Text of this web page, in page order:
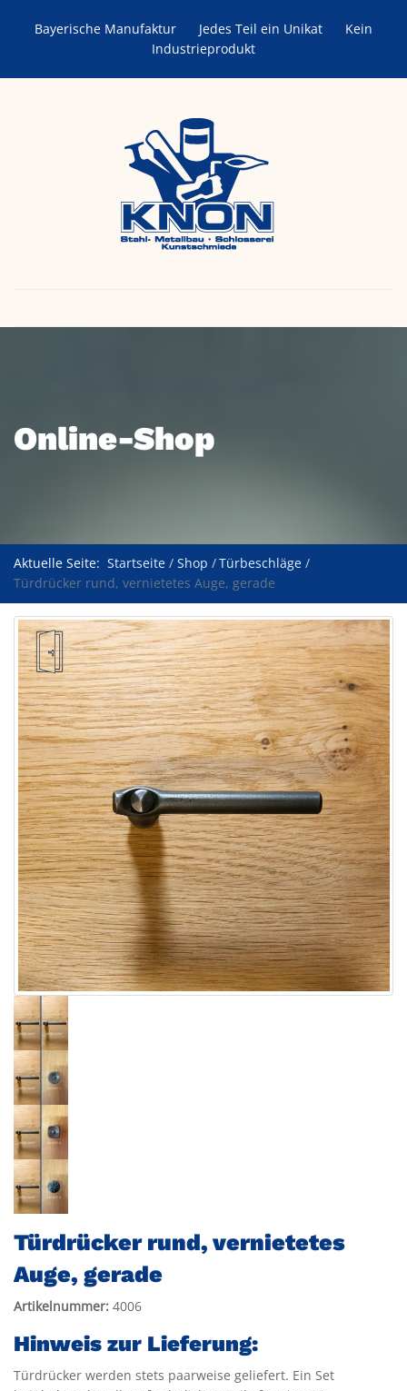
Bayerische Manufaktur Jedes Teil ein Unikat
Kein
Industrieprodukt
Online-Shop
Aktuelle Seite: Startseite Shop
Türbeschläge
Türdrücker rund, vernietetes Auge, gerade
Türdrücker rund, vernietetes
Auge, gerade
Artikelnummer: 4006
Hinweis zur Lieferung:
Türdrücker werden stets paarweise geliefert. Ein Set